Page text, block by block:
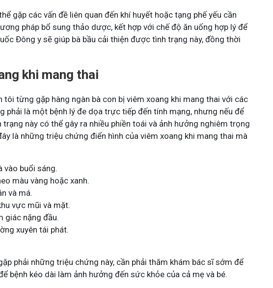
gặp các vấn đề liên quan đến khí huyết hoặc tạng phế yếu cần
pháp bổ sung thảo dược, kết hợp với chế độ ăn uống hợp lý để
Đông y sẽ giúp bà bầu cải thiện được tình trạng này, đồng thời
khi mang thai
tôi từng gặp hàng ngàn bà con bị viêm xoang khi mang thai với các
phải là một bệnh lý đe dọa trực tiếp đến tính mạng, nhưng nếu để
này có thể gây ra nhiều phiền toái và ảnh hưởng nghiêm trọng
là những triệu chứng điển hình của viêm xoang khi mang thai mà
vào buổi sáng.
màu vàng hoặc xanh.
và má.
vực mũi và mặt.
giác nặng đầu.
xuyên tái phát.
phải những triệu chứng này, cần phải thăm khám bác sĩ sớm để
bệnh kéo dài làm ảnh hưởng đến sức khỏe của cả mẹ và bé.